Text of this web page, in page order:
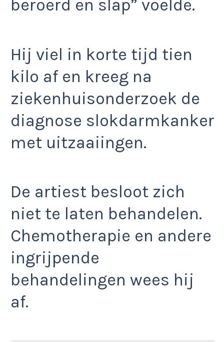
beroerd en slap” voelde.
Hij viel in korte tijd tien
kilo af en kreeg na
ziekenhuisonderzoek de
diagnose slokdarmkanker
met uitzaaiingen.
De artiest besloot zich
niet te laten behandelen.
Chemotherapie en andere
ingrijpende
behandelingen wees hij
af.